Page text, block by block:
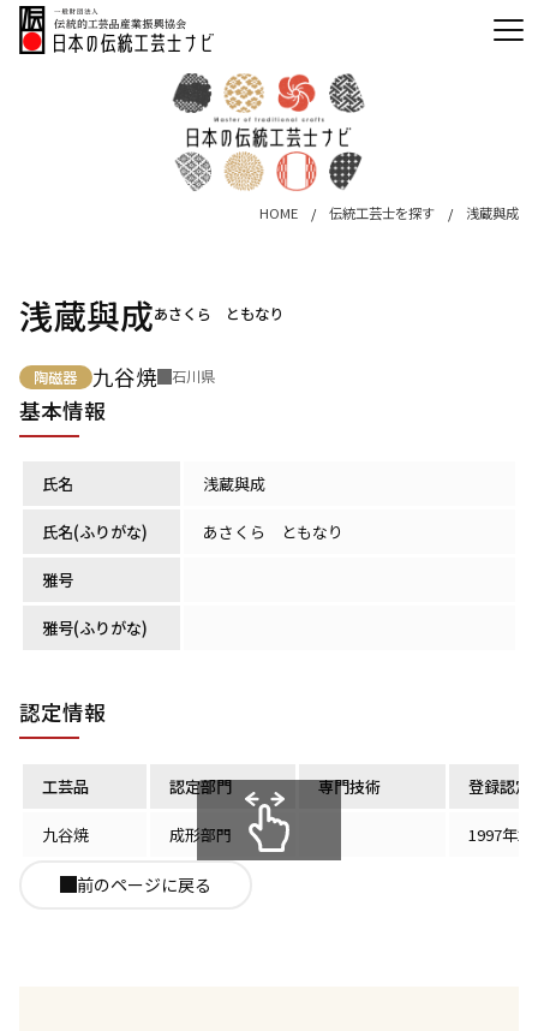
HOME 伝統工芸士を探す 浅蔵與成
浅蔵與成あさくら ともなり
陶磁器 九谷焼 石川県
基本情報
氏名 浅蔵與成
氏名(ふりがな) あさくら ともなり
雅号
雅号(ふりがな)
認定情報
工芸品 認定部門 専門技術 登録認定
九谷焼 成形部門 1997年2
前のページに戻る